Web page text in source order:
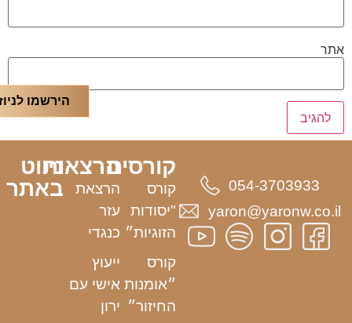
אתר
קורסים
קורס
"יסודות
הזוגיות״
קורס
״אומנות
החיזור״
הרצאות
הרצאת
עזר
כנגדי
ייעוץ
אישי עם
ירון
ניווט
באתר
054-3703933
yaron@yaronw.co.il
הירשמו